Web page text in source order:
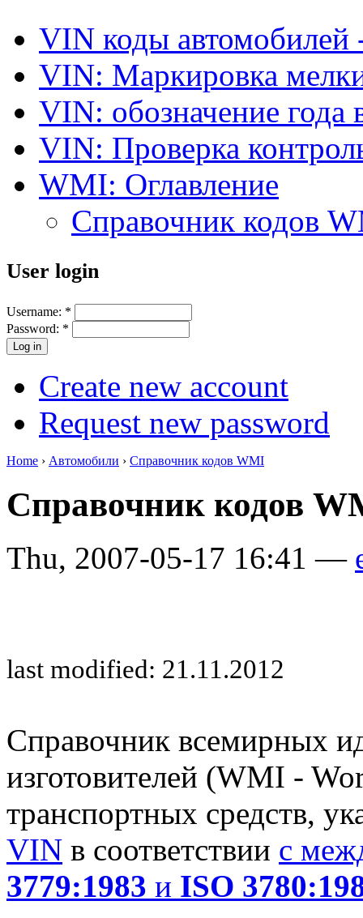
VIN коды автомобилей
VIN: Маркировка
VIN: обозначение года
VIN: Проверка
WMI: Оглавление
Справочник кодов
User login
Username: *
Password: *
Create new account
Request new password
Home › Автомобили › Справочник кодов WMI
Справочник кодов
Thu, 2007-05-17 16:41 —
last modified: 21.11.2012
Справочник всемирных
изготовителей (WMI -
транспортных средств,
VIN в соответствии с
3779:1983 и ISO